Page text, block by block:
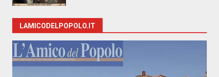
LAMICODELPOPOLO.IT